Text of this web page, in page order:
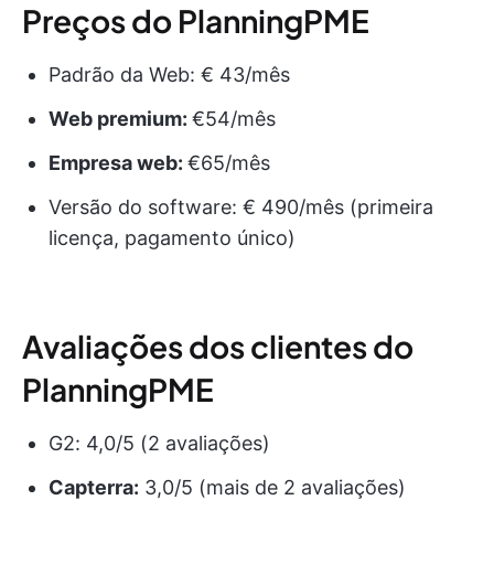
Preços do PlanningPME
Padrão da Web: € 43/mês
Web premium: €54/mês
Empresa web: €65/mês
Versão do software: € 490/mês (primeira
licença, pagamento único)
Avaliações dos clientes do
PlanningPME
G2: 4,0/5 (2 avaliações)
Capterra: 3,0/5 (mais de 2 avaliações)